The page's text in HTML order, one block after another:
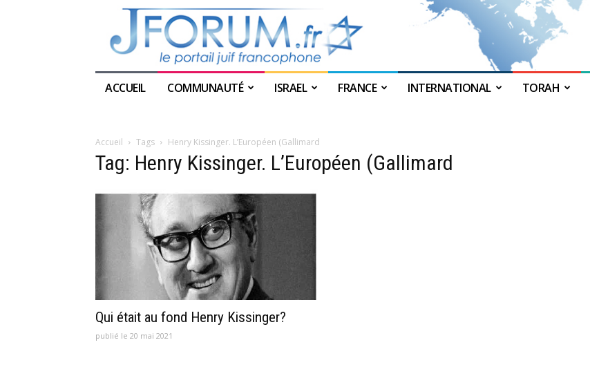
ACCUEIL COMMUNAUTÉ ISRAEL FRANCE INTERNATIONAL TORAH
Accueil Tags Henry Kissinger. L’Européen (Gallimard
Tag: Henry Kissinger. L’Européen (Gallimard
Qui était au fond Henry Kissinger?
publié le 20 mai 2021